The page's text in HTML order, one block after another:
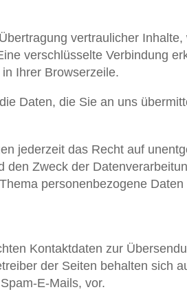
vertraulicher
verschlüsselte Verbindung
in Ihrer Browserzeile.
Daten, die Sie an uns
jederzeit das Recht auf
Zweck der
personenbezogene
Kontaktdaten zur
der Seiten behalten sich
E-Mails, vor.